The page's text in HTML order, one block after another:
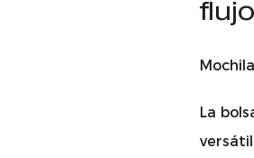
La